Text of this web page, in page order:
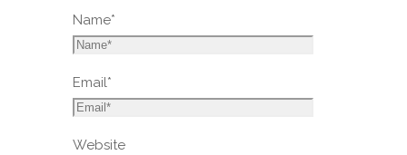
Name*
Email*
Website